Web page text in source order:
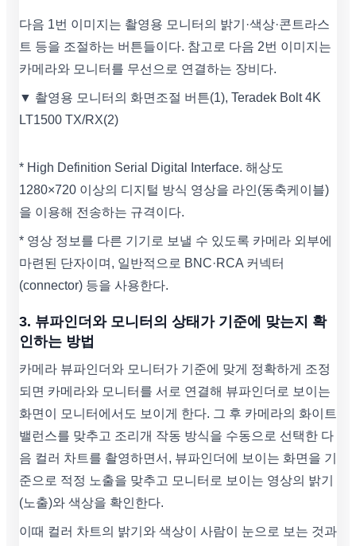
다음 1번 이미지는 촬영용 모니터의 밝기·색상·콘트라스
트 등을 조절하는 버튼들이다. 참고로 다음 2번 이미지는
카메라와 모니터를 무선으로 연결하는 장비다.
▼ 촬영용 모니터의 화면조절 버튼(1), Teradek Bolt 4K
LT1500 TX/RX(2)
* High Definition Serial Digital Interface. 해상도
1280×720 이상의 디지털 방식 영상을 라인(동축케이블)
을 이용해 전송하는 규격이다.
* 영상 정보를 다른 기기로 보낼 수 있도록 카메라 외부에
마련된 단자이며, 일반적으로 BNC·RCA 커넥터
(connector) 등을 사용한다.
3. 뷰파인더와 모니터의 상태가 기준에 맞는지 확
인하는 방법
카메라 뷰파인더와 모니터가 기준에 맞게 정확하게 조정
되면 카메라와 모니터를 서로 연결해 뷰파인더로 보이는
화면이 모니터에서도 보이게 한다. 그 후 카메라의 화이트
밸런스를 맞추고 조리개 작동 방식을 수동으로 선택한 다
음 컬러 차트를 촬영하면서, 뷰파인더에 보이는 화면을 기
준으로 적정 노출을 맞추고 모니터로 보이는 영상의 밝기
(노출)와 색상을 확인한다.
이때 컬러 차트의 밝기와 색상이 사람이 눈으로 보는 것과